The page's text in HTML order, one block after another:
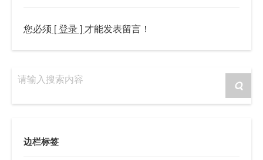
您必须 [ 登录 ]才能发表留言！
请输入搜索内容
边栏标签